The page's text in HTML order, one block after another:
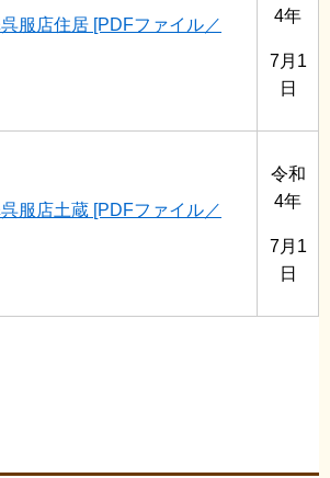
呉服店住居 [PDFファイル／
4年
7月1
日
呉服店土蔵 [PDFファイル／
令和
4年
7月1
日